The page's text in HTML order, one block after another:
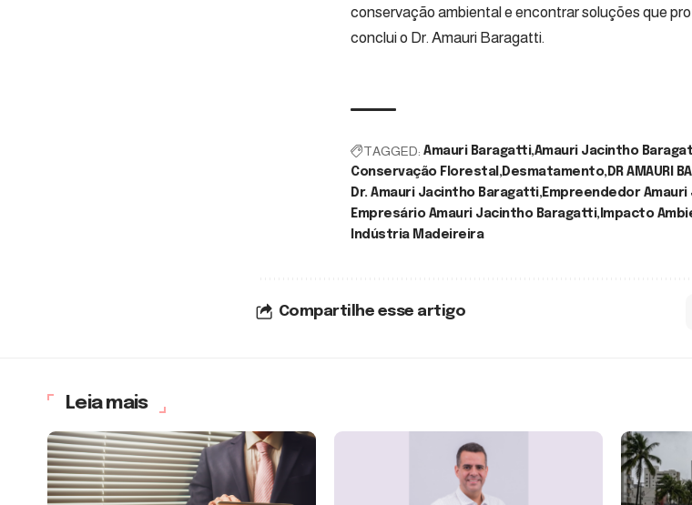
conservação ambiental e encontrar soluções que
conclui o Dr. Amauri Baragatti.
TAGGED: Amauri Baragatti Amauri Jacintho
Conservação Florestal Desmatamento DR AMAURI
Dr. Amauri Jacintho Baragatti Empreendedor
Empresário Amauri Jacintho Baragatti Impacto
Indústria Madeireira
Compartilhe esse artigo
Leia mais